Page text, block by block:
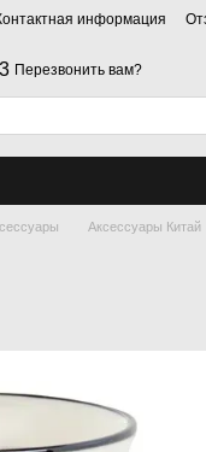
информация
Перезвонить вам?
Аксессуары Китай